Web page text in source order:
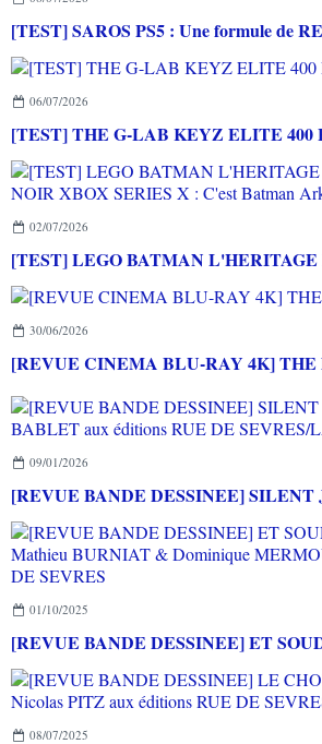
06/07/2026
[TEST] THE G-LAB KEYZ ELITE 400
02/07/2026
30/06/2026
[REVUE CINEMA BLU-RAY 4K] THE
09/01/2026
01/10/2025
08/07/2025